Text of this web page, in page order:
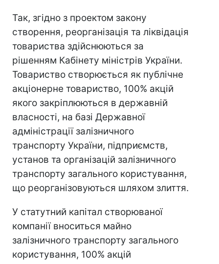
Так, згідно з проектом закону
створення, реорганізація та ліквідація
товариства здійснюються за
рішенням Кабінету міністрів України.
Товариство створюється як публічне
акціонерне товариство, 100% акцій
якого закріплюються в державній
власності, на базі Державної
адміністрації залізничного
транспорту України, підприємств,
установ та організацій залізничного
транспорту загального користування,
що реорганізовуються шляхом злиття.
У статутний капітал створюваної
компанії вноситься майно
залізничного транспорту загального
користування, 100% акцій